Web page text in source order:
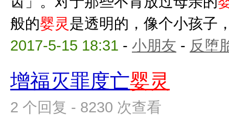
般的婴灵是透明的，像个小孩子
2017-5-15 18:31 - 小朋友 - 反堕
增福灭罪度亡婴灵
2 个回复 - 8230 次查看